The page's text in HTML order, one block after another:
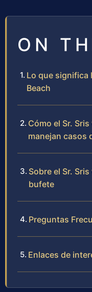
ON
Lo que significa
Beach
Cómo el Sr.
manejan casos
Sobre el Sr.
bufete
Preguntas
Enlaces de